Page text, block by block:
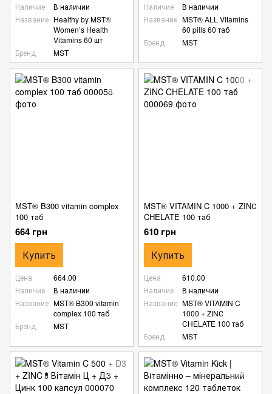
Наличие
В наличии
Название Healthy by MST®
Women’s Health
Vitamins 60 шт
Бренд
MST
Наличие
В наличии
Название MST® ALL Vitamins
60 pills 60 таб
Бренд
MST
MST® B300 vitamin complex
100 таб
664 грн
Купить
Цена
664.00
Наличие
В наличии
Название MST® B300 vitamin
complex 100 таб
Бренд
MST
MST® VITAMIN C 1000 + ZINС
CHELATE 100 таб
610 грн
Купить
Цена
610.00
Наличие
В наличии
Название MST® VITAMIN C
1000 + ZINС
CHELATE 100 таб
Бренд
MST